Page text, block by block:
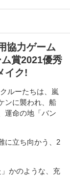
協力ゲーム
賞2021優秀
イク!
ルーたちは、嵐
ンに襲われ、船
運命の地「バン
に立ち向かう、2
かのような、充